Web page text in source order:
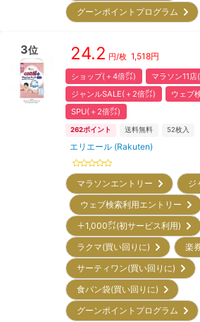
グーンポイントプログラム
3位 24.2 円/枚 1,518円
ショップ(＋4倍㌽)
マラソン11
ジャンルSALE(＋2倍㌽)
ウェブ
SPU(＋2倍㌽)
262ポイント 送料無料 52枚入
エリエール (Rakuten)
マラソンエントリー
ジ
ウェブ検索利用エントリー
＋1,000㌽(初サービス利用)
ラクマ(買い回りに)
楽
サーティワン(買い回りに)
食パン袋(買い回りに)
グーンポイントプログラム